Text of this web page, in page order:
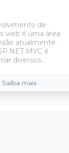
de
web é uma área
atualmente.
MVC é
diversos...
Saiba mais